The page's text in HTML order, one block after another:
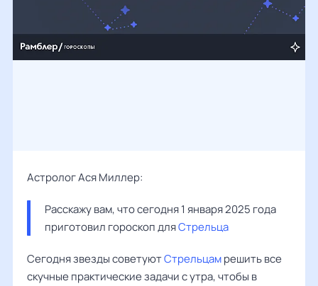
Астролог Ася Миллер:
Расскажу вам, что сегодня 1 января 2025 года
приготовил гороскоп для Стрельца
Сегодня звезды советуютСтрельцамрешить все
скучные практические задачи с утра, чтобы в